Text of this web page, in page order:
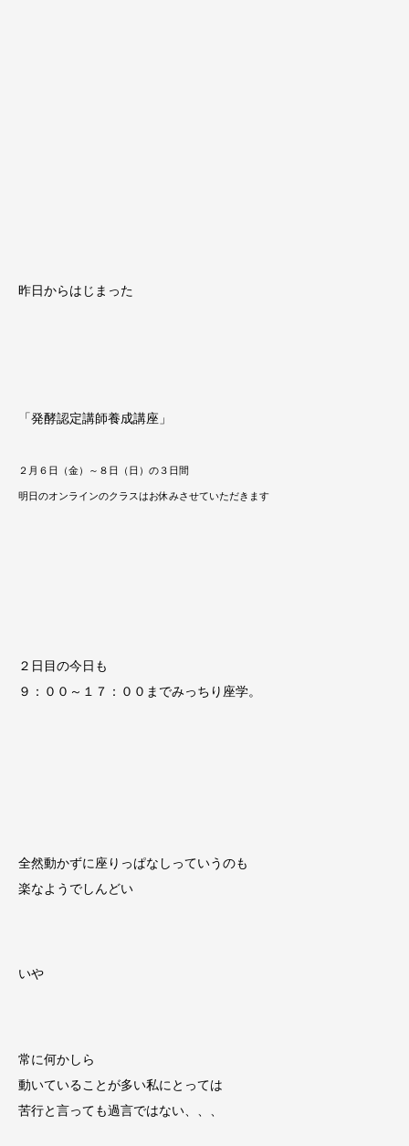
昨日からはじまった
「発酵認定講師養成講座」
２月６日（金）～８日（日）の３日間
明日のオンラインのクラスはお休みさせていただきます
２日目の今日も
９：００～１７：００までみっちり座学。
全然動かずに座りっぱなしっていうのも
楽なようでしんどい
いや
常に何かしら
動いていることが多い私にとっては
苦行と言っても過言ではない、、、